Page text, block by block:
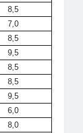
8,5
7,0
8,5
9,5
8,5
8,5
9,5
6,0
8,0